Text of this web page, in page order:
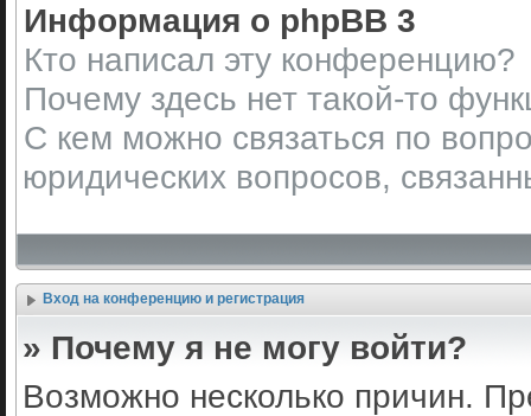
Информация о phpBB 3
Кто написал эту конференцию?
Почему здесь нет такой-то
С кем можно связаться по
юридических вопросов,
Вход на конференцию и регистрация
» Почему я не могу войти?
Возможно несколько причин.